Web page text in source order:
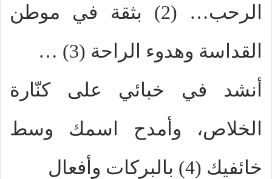
الرحب… (2) بثقة في موطن
القداسة وهدوء الراحة (3) …
أنشد في خبائي على كنّارة
الخلاص، وأمدح اسمك وسط
خائفيك (4) بالبركات وأفعال